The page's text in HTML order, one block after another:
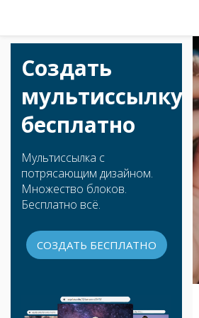
Создать
мультиссылку
бесплатно
Мультиссылка с
потрясающим дизайном.
Множество блоков.
Бесплатно всё.
СОЗДАТЬ БЕСПЛАТНО